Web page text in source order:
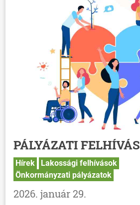
PÁLYÁZATI FELHÍVÁS
Hírek
Lakossági felhívások
Önkormányzati pályázatok
2026. január 29.